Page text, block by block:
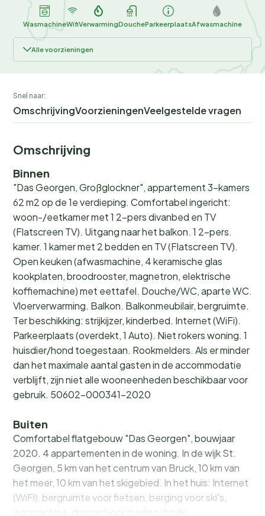
WasmachineWifiVerwarmingDoucheParkeerplaatsAfwasmachine
Alle voorzieningen
Snel naar:
OmschrijvingVoorzieningenVeelgestelde vragen
Omschrijving
Binnen
"Das Georgen, Großglockner", appartement 3-kamers
62 m2 op de 1e verdieping. Comfortabel ingericht:
woon-/eetkamer met 1 2-pers divanbed en TV
(Flatscreen TV). Uitgang naar het balkon. 1 2-pers.
kamer. 1 kamer met 2 bedden en TV (Flatscreen TV).
Open keuken (afwasmachine, 4 keramische glas
kookplaten, broodrooster, magnetron, elektrische
koffiemachine) met eettafel. Douche/WC, aparte WC.
Vloerverwarming. Balkon. Balkonmeubilair, bergruimte.
Ter beschikking: strijkijzer, kinderbed. Internet (WiFi).
Parkeerplaats (overdekt, 1 Auto). Niet rokers woning. 1
huisdier/hond toegestaan. Rookmelders. Als er minder
dan het maximale aantal gasten in de accommodatie
verblijft, zijn niet alle wooneenheden beschikbaar voor
gebruik. 50602-000341-2020
Buiten
Comfortabel flatgebouw "Das Georgen", bouwjaar
2020. 4 appartementen in de woning. In de wijk St.
Georgen, 5 km van het centrum van Bruck, 10 km van
het meer, 10 km van het skigebied. In het huis: Internet
(WiFi), bergruimte voor fietsen, berging voor ski's,
wasmachine, droger (voor medegebruik),